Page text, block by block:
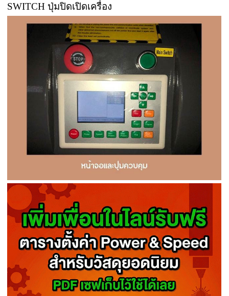
SWITCH ปุ่มปิดเปิดเครื่อง